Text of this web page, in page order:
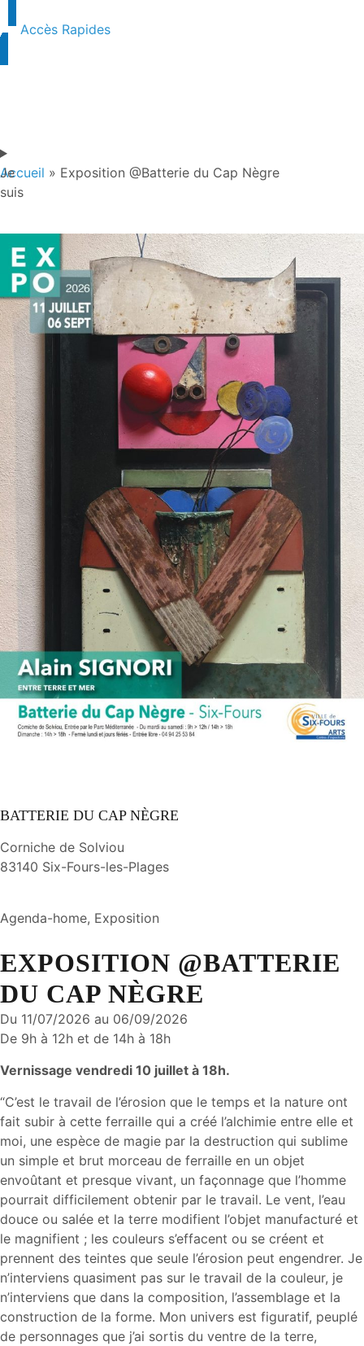
Accès Rapides
Je
suis
Accueil » Exposition @Batterie du Cap Nègre
BATTERIE DU CAP NÈGRE
Corniche de Solviou
83140 Six-Fours-les-Plages
Agenda-home, Exposition
EXPOSITION @BATTERIE
DU CAP NÈGRE
Du 11/07/2026 au 06/09/2026
De 9h à 12h et de 14h à 18h
Vernissage vendredi 10 juillet à 18h.
“C’est le travail de l’érosion que le temps et la nature ont
fait subir à cette ferraille qui a créé l’alchimie entre elle et
moi, une espèce de magie par la destruction qui sublime
un simple et brut morceau de ferraille en un objet
envoûtant et presque vivant, un façonnage que l’homme
pourrait difficilement obtenir par le travail. Le vent, l’eau
douce ou salée et la terre modifient l’objet manufacturé et
le magnifient ; les couleurs s’effacent ou se créent et
prennent des teintes que seule l’érosion peut engendrer. Je
n’interviens quasiment pas sur le travail de la couleur, je
n’interviens que dans la composition, l’assemblage et la
construction de la forme. Mon univers est figuratif, peuplé
de personnages que j’ai sortis du ventre de la terre,